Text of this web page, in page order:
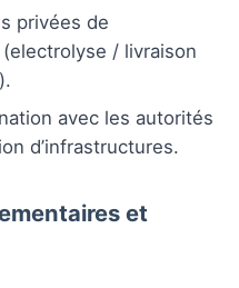
privées de
/ livraison
avec les autorités
d’infrastructures.
et